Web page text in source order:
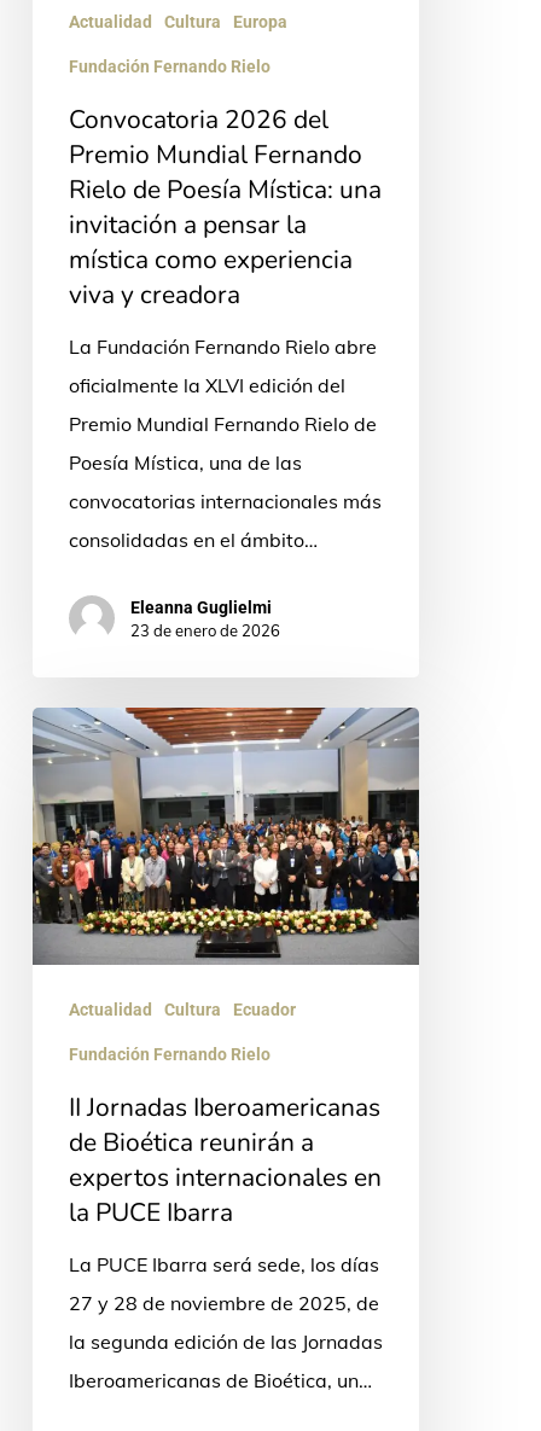
Poesía
invitación
mística
experiencia
creadora
Actualidad Cultura Europa
Fundación Fernando Rielo
Convocatoria 2026 del
Premio Mundial Fernando
Rielo de Poesía Mística: una
invitación a pensar la
mística como experiencia
viva y creadora
La Fundación Fernando Rielo abre
oficialmente la XLVI edición del
Premio Mundial Fernando Rielo de
Poesía Mística, una de las
convocatorias internacionales más
consolidadas en el ámbito…
Eleanna Guglielmi
23 de enero de 2026
II
Jornadas
Iberoamericanas
de
Bioética
reunirán
PUCE
Ibarra
Actualidad Cultura Ecuador
Fundación Fernando Rielo
II Jornadas Iberoamericanas
de Bioética reunirán a
expertos internacionales en
la PUCE Ibarra
La PUCE Ibarra será sede, los días
27 y 28 de noviembre de 2025, de
la segunda edición de las Jornadas
Iberoamericanas de Bioética, un…